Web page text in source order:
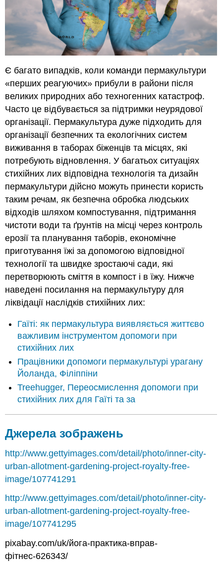
Є багато випадків, коли команди пермакультури
«перших реагуючих» прибули в райони після
великих природних або техногенних катастроф.
Часто це відбувається за підтримки неурядової
організації. Пермакультура дуже підходить для
організації безпечних та екологічних систем
виживання в таборах біженців та місцях, які
потребують відновлення. У багатьох ситуаціях
стихійних лих відповідна технологія та дизайн
пермакультури дійсно можуть принести користь
таким речам, як безпечна обробка людських
відходів шляхом компостування, підтримання
чистоти води та ґрунтів на місці через контроль
ерозії та планування таборів, економічне
приготування їжі за допомогою відповідної
технології та швидке зростаючі сади, які
перетворюють сміття в компост і в їжу. Нижче
наведені посилання на пермакультуру для
ліквідації наслідків стихійних лих:
Гаїті: як пермакультура виявляється життєво
важливим інструментом допомоги при
стихійних лих
Працівники допомоги пермакультурі урагану
Йоланда, Філіппіни
Treehugger, Переосмислення допомоги при
стихійних лих для Гаїті та за
Джерела зображень
http://www.gettyimages.com/detail/photo/inner-city-
urban-allotment-gardening-project-royalty-free-
image/107741291
http://www.gettyimages.com/detail/photo/inner-city-
urban-allotment-gardening-project-royalty-free-
image/107741295
pixabay.com/uk/йога-практика-вправ-
фітнес-626343/